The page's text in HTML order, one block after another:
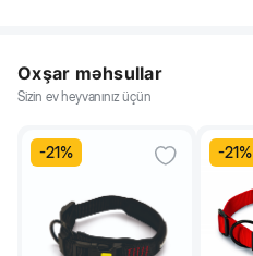
Oxşar məhsullar
Sizin ev heyvanınız üçün
-21% -21%